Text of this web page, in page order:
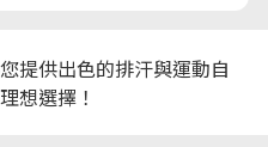
提供出色的排汗與運動自
想選擇！